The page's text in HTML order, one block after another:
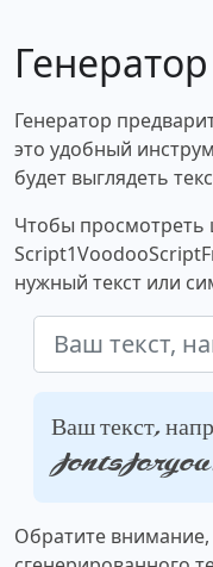
Генератор
Генератор
это удобный
будет выглядеть
Чтобы
нужный текст или
Ваш текст,
Обратите внимание,